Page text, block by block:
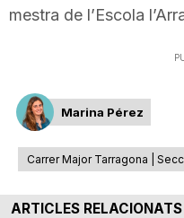
r
a
g
mestra de l’Escola
Marina Pérez
Carrer Major Tarragona |
ARTICLES RELACIONATS